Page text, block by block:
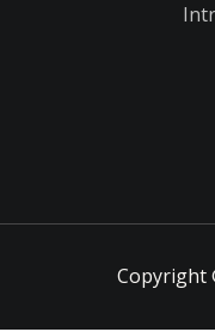
Copyright